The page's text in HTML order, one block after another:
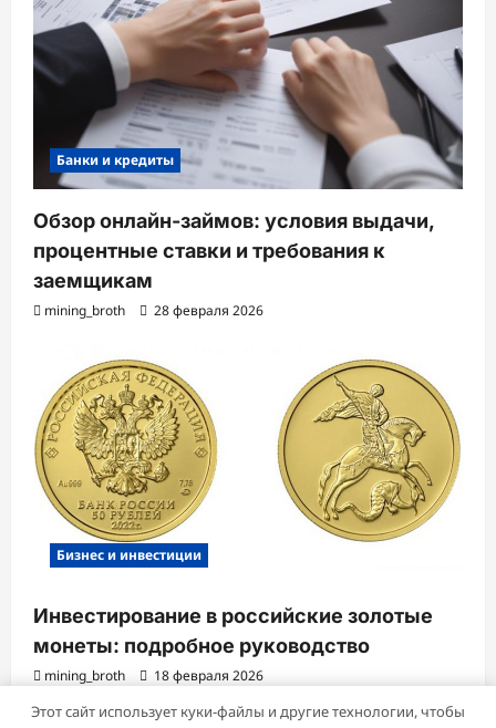
Банки и кредиты
Обзор онлайн-займов: условия выдачи,
процентные ставки и требования к
заемщикам
mining_broth 28 февраля 2026
Бизнес и инвестиции
Инвестирование в российские золотые
монеты: подробное руководство
mining_broth 18 февраля 2026
Этот сайт использует куки-файлы и другие технологии, чтобы